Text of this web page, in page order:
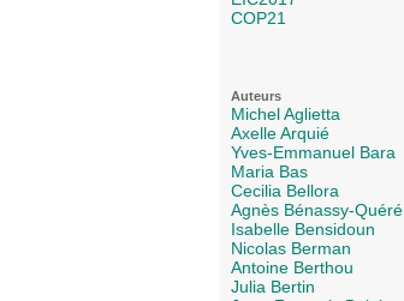
COP21
Auteurs
Michel Aglietta
Axelle Arquié
Yves-Emmanuel Bara
Maria Bas
Cecilia Bellora
Agnès Bénassy-Quéré
Isabelle Bensidoun
Nicolas Berman
Antoine Berthou
Julia Bertin